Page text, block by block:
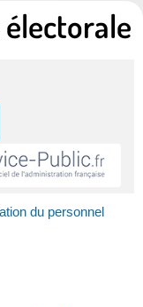
du personnel